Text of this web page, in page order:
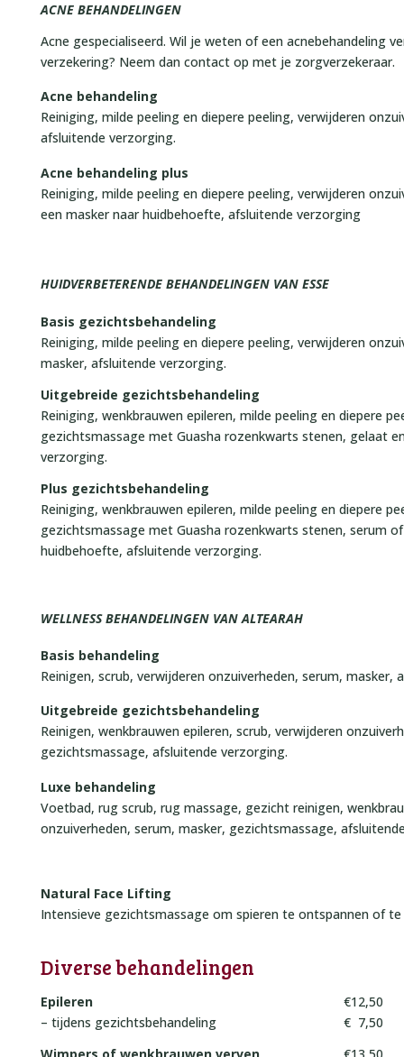
ACNE BEHANDELINGEN
Acne gespecialiseerd. Wil je weten of een acnebehandeling
verzekering? Neem dan contact op met je zorgverzekeraar.
Acne behandeling
Reiniging, milde peeling en diepere peeling, verwijderen
afsluitende verzorging.
Acne behandeling plus
Reiniging, milde peeling en diepere peeling, verwijderen
een masker naar huidbehoefte, afsluitende verzorging
HUIDVERBETERENDE BEHANDELINGEN VAN ESSE
Basis gezichtsbehandeling
Reiniging, milde peeling en diepere peeling, verwijderen
masker, afsluitende verzorging.
Uitgebreide gezichtsbehandeling
Reiniging, wenkbrauwen epileren, milde peeling en diepere
gezichtsmassage met Guasha rozenkwarts stenen, gelaat
verzorging.
Plus gezichtsbehandeling
Reiniging, wenkbrauwen epileren, milde peeling en diepere
gezichtsmassage met Guasha rozenkwarts stenen, serum
huidbehoefte, afsluitende verzorging.
WELLNESS BEHANDELINGEN VAN ALTEARAH
Basis behandeling
Reinigen, scrub, verwijderen onzuiverheden, serum, masker,
Uitgebreide gezichtsbehandeling
Reinigen, wenkbrauwen epileren, scrub, verwijderen
gezichtsmassage, afsluitende verzorging.
Luxe behandeling
Voetbad, rug scrub, rug massage, gezicht reinigen,
onzuiverheden, serum, masker, gezichtsmassage,
Natural Face Lifting
Intensieve gezichtsmassage om spieren te ontspannen of
Diverse behandelingen
Epileren
– tijdens gezichtsbehandeling
€12,50
€ 7,50